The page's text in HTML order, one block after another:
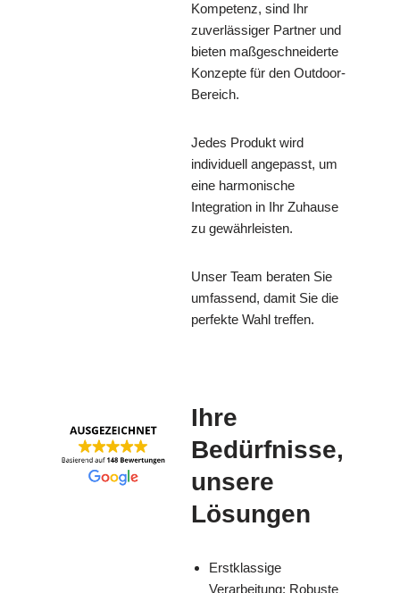
Kompetenz, sind Ihr
zuverlässiger Partner und
bieten maßgeschneiderte
Konzepte für den Outdoor-
Bereich.
Jedes Produkt wird
individuell angepasst, um
eine harmonische
Integration in Ihr Zuhause
zu gewährleisten.
Unser Team beraten Sie
umfassend, damit Sie die
perfekte Wahl treffen.
Ihre
Bedürfnisse,
unsere
Lösungen
Erstklassige
Verarbeitung: Robuste